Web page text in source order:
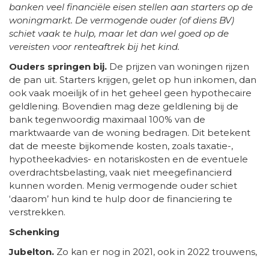
banken veel financiële eisen stellen aan starters op de
woningmarkt. De vermogende ouder (of diens BV)
schiet vaak te hulp, maar let dan wel goed op de
vereisten voor renteaftrek bij het kind.
Ouders springen bij. De prijzen van woningen rijzen
de pan uit. Starters krijgen, gelet op hun inkomen, dan
ook vaak moeilijk of in het geheel geen hypothecaire
geldlening. Bovendien mag deze geldlening bij de
bank tegenwoordig maximaal 100% van de
marktwaarde van de woning bedragen. Dit betekent
dat de meeste bijkomende kosten, zoals taxatie-,
hypotheekadvies- en notariskosten en de eventuele
overdrachtsbelasting, vaak niet meegefinancierd
kunnen worden. Menig vermogende ouder schiet
‘daarom’ hun kind te hulp door de financiering te
verstrekken.
Schenking
Jubelton. Zo kan er nog in 2021, ook in 2022 trouwens,